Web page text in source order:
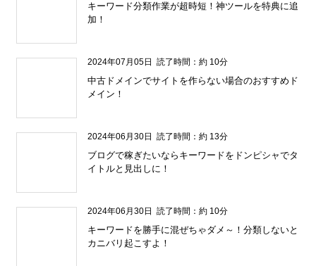
キーワード分類作業が超時短！神ツールを特典に追
加！
2024年07月05日 読了時間：約 10分
中古ドメインでサイトを作らない場合のおすすめド
メイン！
2024年06月30日 読了時間：約 13分
ブログで稼ぎたいならキーワードをドンピシャでタ
イトルと見出しに！
2024年06月30日 読了時間：約 10分
キーワードを勝手に混ぜちゃダメ～！分類しないと
カニバリ起こすよ！